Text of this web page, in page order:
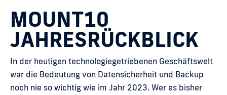
MOUNT10
JAHRESRÜCKBLICK
In der heutigen technologiegetriebenen Geschäftswelt
war die Bedeutung von Datensicherheit und Backup
noch nie so wichtig wie im Jahr 2023. Wer es bisher